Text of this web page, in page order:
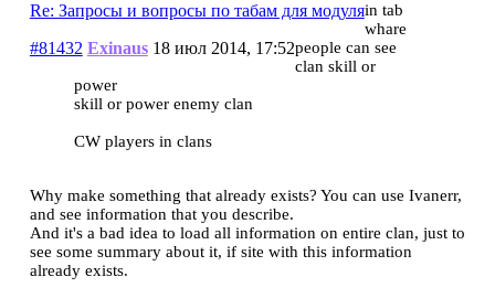
Re: Запросы и вопросы по табам для модуля
#81432 Exinaus 18 июл 2014, 17:52
in tab
whare
people can see
clan skill or
power
skill or power enemy clan
CW players in clans
Why make something that already exists? You can use Ivanerr,
and see information that you describe.
And it's a bad idea to load all information on entire clan, just to
see some summary about it, if site with this information
already exists.